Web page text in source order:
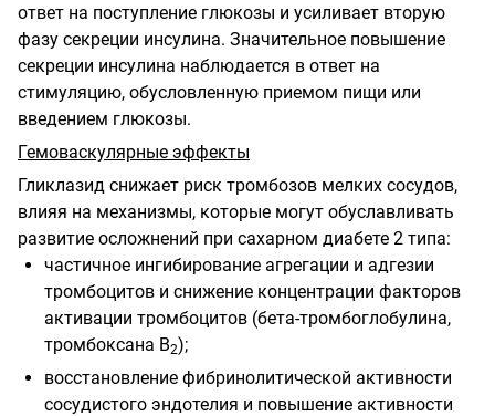
ответ на поступление глюкозы и усиливает вторую
фазу секреции инсулина. Значительное повышение
секреции инсулина наблюдается в ответ на
стимуляцию, обусловленную приемом пищи или
введением глюкозы.
Гемоваскулярные эффекты
Гликлазид снижает риск тромбозов мелких сосудов,
влияя на механизмы, которые могут обуславливать
развитие осложнений при сахарном диабете 2 типа:
частичное ингибирование агрегации и адгезии
тромбоцитов и снижение концентрации факторов
активации тромбоцитов (бета-тромбоглобулина,
тромбоксана В2);
восстановление фибринолитической активности
сосудистого эндотелия и повышение активности